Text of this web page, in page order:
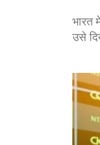
भारत
उसे